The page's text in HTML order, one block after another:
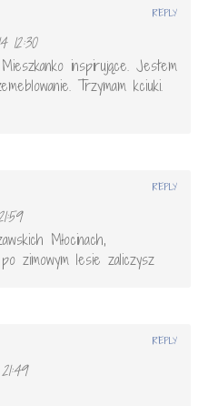
12:30
inspirujące. Jestem
Trzymam kciuki.
REPLY
Młocinach,
zimowym lesie zaliczysz
REPLY
REPLY